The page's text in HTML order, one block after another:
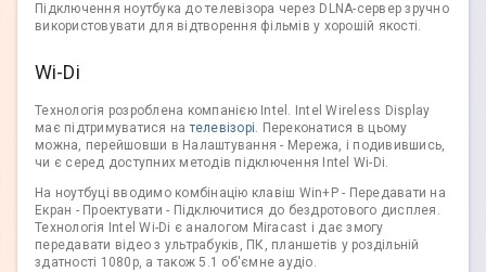
Підключення ноутбука до телевізора через DLNA-сервер зручно
використовувати для відтворення фільмів у хорошій якості.
Wi-Di
Технологія розроблена компанією Intel. Intel Wireless Display
має підтримуватися нателевізорі. Переконатися в цьому
можна, перейшовши в Налаштування - Мережа, і подивившись,
чи є серед доступних методів підключення Intel Wi-Di.
На ноутбуці вводимо комбінацію клавіш Win+P - Передавати на
Екран - Проектувати - Підключитися до бездротового дисплея.
Технологія Intel Wi-Di є аналогом Miracast і дає змогу
передавати відео з ультрабуків, ПК, планшетів у роздільній
здатності 1080p, а також 5.1 об'ємне аудіо.